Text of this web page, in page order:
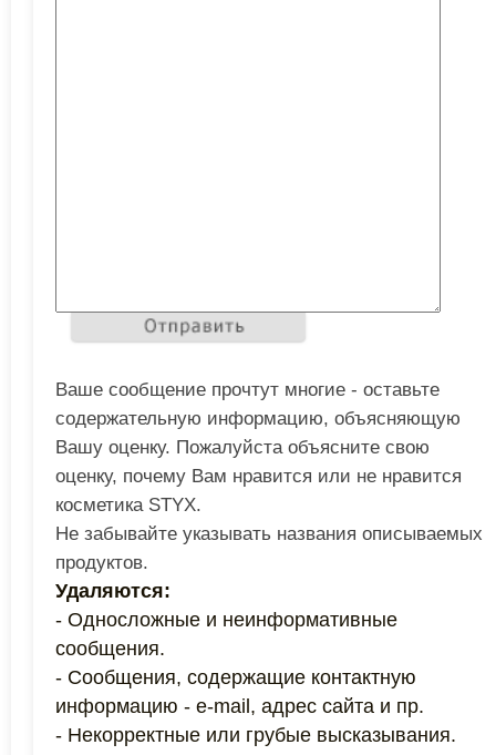
Ваше сообщение прочтут многие - оставьте
содержательную информацию, объясняющую
Вашу оценку. Пожалуйста объясните свою
оценку, почему Вам нравится или не нравится
косметика STYX.
Не забывайте указывать названия описываемых
продуктов.
Удаляются:
- Односложные и неинформативные
сообщения.
- Сообщения, содержащие контактную
информацию - e-mail, адрес сайта и пр.
- Некорректные или грубые высказывания.